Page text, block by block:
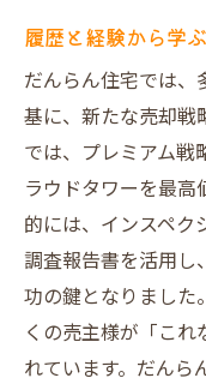
他物件と
買主の心
売却価格
顧客体験
新しい生
Google口コミ
実績
信頼され
履歴と経験から学
だんらん住宅では、
基に、新たな売却戦
では、プレミアム
ラウドタワーを最
的には、インスペク
調査報告書を活用し
功の鍵となりました
くの売主様が「こ
れています。だんら